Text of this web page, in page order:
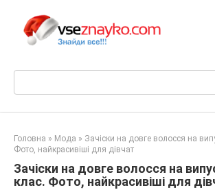
вмісту
Головна » Мода » Зачіски на довге волосся на
Фото, найкрасивіші для дівчат
Зачіски на довге волосся на
клас. Фото, найкрасивіші для